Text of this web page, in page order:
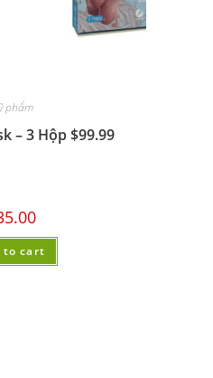
phẩm
– 3 Hộp $99.99
to cart